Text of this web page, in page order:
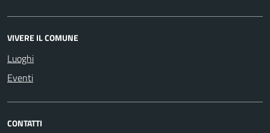
VIVERE IL COMUNE
Luoghi
Eventi
CONTATTI